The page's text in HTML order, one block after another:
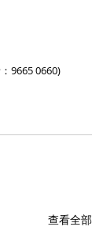
9665 0660)
查看全部